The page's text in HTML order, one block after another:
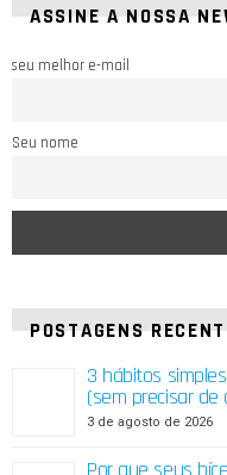
ASSINE A NOSSA
seu melhor e-mail
Seu nome
POSTAGENS
3 hábitos
(sem precisar de
3 de agosto de 2026